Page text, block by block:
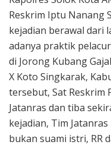
Reskrim Iptu Nanang
kejadian berawal dari
adanya praktik
di Jorong Kubang
X Koto Singkarak,
tersebut, Sat Reskrim
Jatanras dan tiba
kejadian, Tim
bukan suami istri, RR